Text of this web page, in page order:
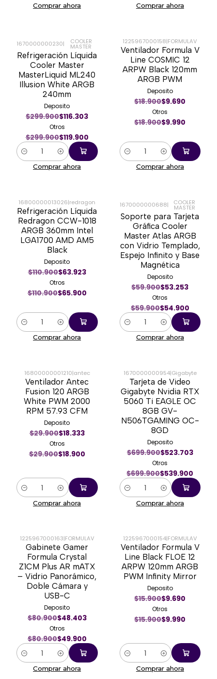
Comprar ahora Comprar ahora
-60%
1670000000230| COOLER
MASTER
Refrigeración Líquida
Cooler Master
MasterLiquid ML240
Illusion White ARGB
240mm
Deposito
$299.900$116.303
Otros
$299.900$119.900
Cantidad
Comprar ahora
-47%
1225967000158|FORMULAV
Ventilador Formula V
Line COSMIC 12
ARPW Black 120mm
ARGB PWM
Deposito
$18.900$9.690
Otros
$18.900$9.990
Cantidad
Comprar ahora
-41%
16800000013026|redragon
Refrigeración Líquida
Redragon CCW-1018
ARGB 360mm Intel
LGA1700 AMD AM5
Black
Deposito
$110.900$63.923
Otros
$110.900$65.900
Cantidad
Comprar ahora
-8%
1670000000688| COOLER
MASTER
Soporte para Tarjeta
Gráfica Cooler
Master Atlas ARGB
con Vidrio Templado,
Espejo Infinito y Base
Magnética
Deposito
$59.900$53.253
Otros
$59.900$54.900
Cantidad
Comprar ahora
-37%
16800000001210|antec
Ventilador Antec
Fusion 120 ARGB
White PWM 2000
RPM 57.93 CFM
Deposito
$29.900$18.333
Otros
$29.900$18.900
Cantidad
Comprar ahora
-23%
1670000000954|Gigabyte
Tarjeta de Video
Gigabyte Nvidia RTX
5060 Ti EAGLE OC
8GB GV-
N506TGAMING OC-
8GD
Deposito
$699.900$523.703
Otros
$699.900$539.900
Cantidad
Comprar ahora
-38%
1225967000163|FORMULAV
Gabinete Gamer
Formula Crystal
Z1CM Plus AR mATX
– Vidrio Panorámico,
Doble Cámara y
USB-C
Deposito
$80.900$48.403
Otros
$80.900$49.900
Cantidad
Comprar ahora
-37%
1225967000154|FORMULAV
Ventilador Formula V
Line Black FLOE 12
ARPW 120mm ARGB
PWM Infinity Mirror
Deposito
$15.900$9.690
Otros
$15.900$9.990
Cantidad
Comprar ahora